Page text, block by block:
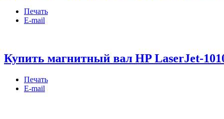
Печать
E-mail
Купить магнитный вал HP LaserJet-
Печать
E-mail